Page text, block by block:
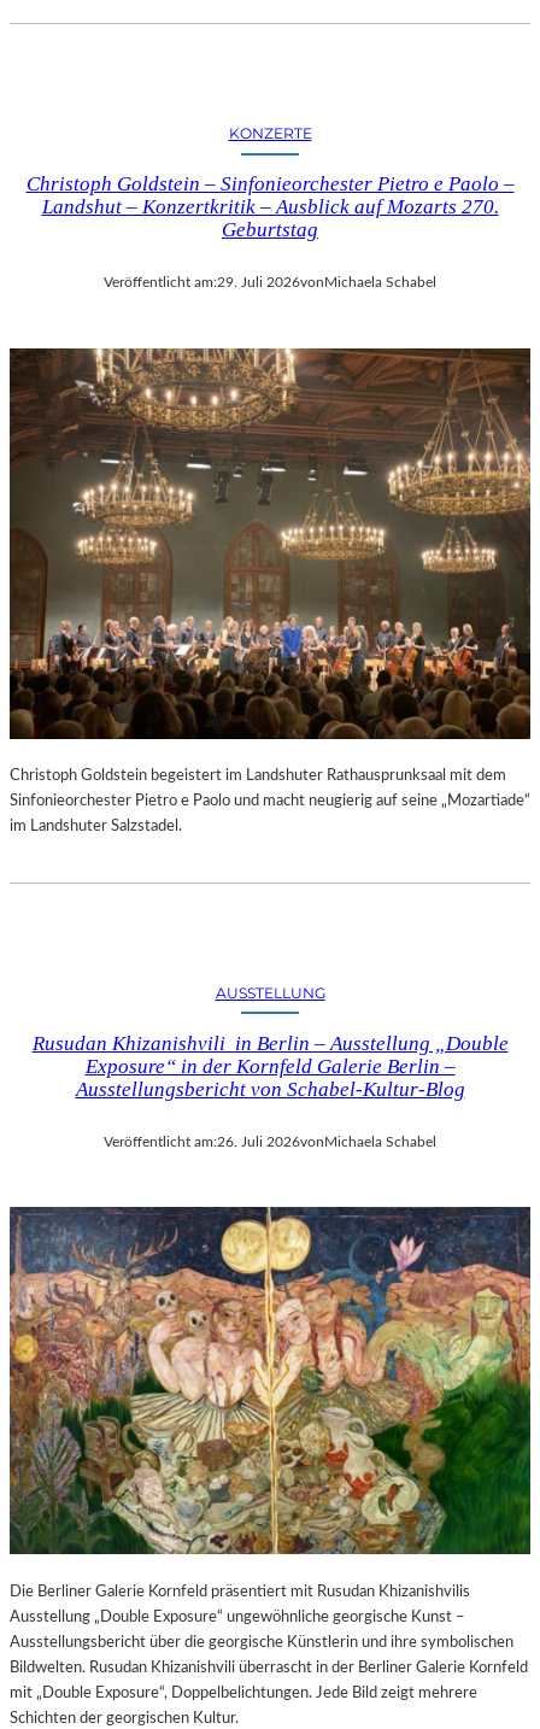
KONZERTE
Christoph Goldstein – Sinfonieorchester Pietro e Paolo –
Landshut – Konzertkritik – Ausblick auf Mozarts 270.
Geburtstag
Veröffentlicht am:29. Juli 2026von Michaela Schabel
Christoph Goldstein begeistert im Landshuter Rathausprunksaal mit dem
Sinfonieorchester Pietro e Paolo und macht neugierig auf seine „Mozartiade“
im Landshuter Salzstadel.
AUSSTELLUNG
Rusudan Khizanishvili in Berlin – Ausstellung „Double
Exposure“ in der Kornfeld Galerie Berlin –
Ausstellungsbericht von Schabel-Kultur-Blog
Veröffentlicht am:26. Juli 2026vonMichaela Schabel
Die Berliner Galerie Kornfeld präsentiert mit Rusudan Khizanishvilis
Ausstellung „Double Exposure“ ungewöhnliche georgische Kunst –
Ausstellungsbericht über die georgische Künstlerin und ihre symbolischen
Bildwelten. Rusudan Khizanishvili überrascht in der Berliner Galerie Kornfeld
mit „Double Exposure“, Doppelbelichtungen. Jede Bild zeigt mehrere
Schichten der georgischen Kultur.